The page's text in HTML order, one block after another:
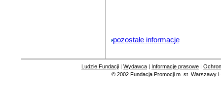
pozostałe informacje
Ludzie Fundacji | Wydawca | Informacje prasowe |
© 2002 Fundacja Promocji m. st. Warszawy